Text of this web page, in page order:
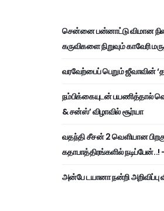
சென்னை பன்னாட்டு விமான
கருவிகளை நிறுவும் காவேரி
வரவேற்பைப் பெறும் ஜீவாவின்
நம்பிக்கையுடன் பயணித்தால்
& சன்ஸ்’ விழாவில் சூர்யா
வதந்தி சீசன் 2 வெளியான
கதாபாத்திரங்களில் நடிப்பேன்..!
அன்பே டயானா நன்றி அறிவிப்பு